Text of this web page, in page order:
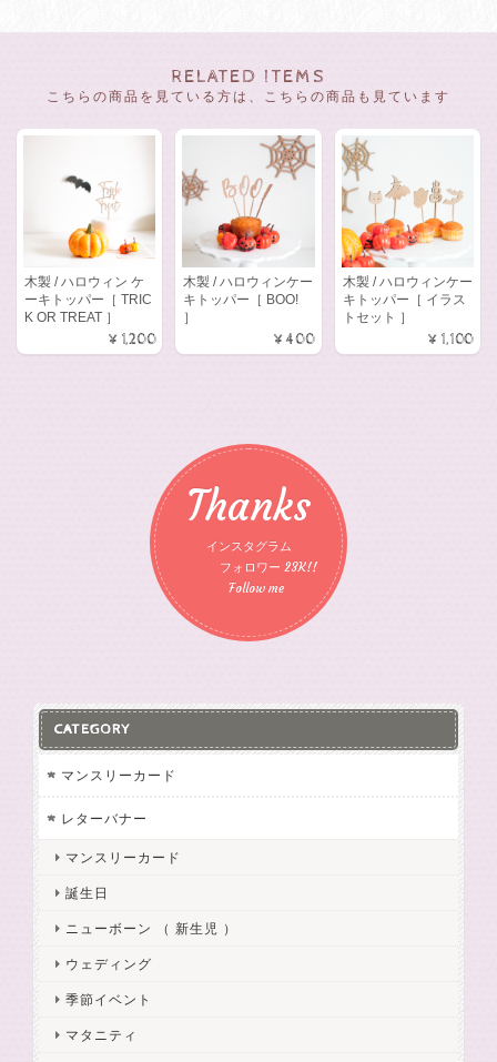
RELATED ITEMS
こちらの商品を見ている方は、こちらの商品も見ています
木製 / ハロウィン ケ
ーキトッパー［ TRIC
K OR TREAT ］
¥1,200
木製 / ハロウィンケー
キトッパー［ BOO!
］
¥400
木製 / ハロウィンケー
キトッパー［ イラス
トセット ］
¥1,100
Thanks
インスタグラム
フォロワー 23K!!
Follow me
CATEGORY
マンスリーカード
レターバナー
マンスリーカード
誕生日
ニューボーン （ 新生児 ）
ウェディング
季節イベント
マタニティ